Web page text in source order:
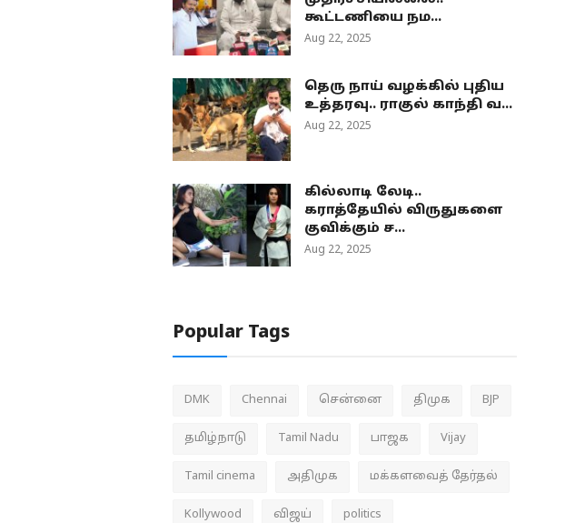
கூட்டணியை நம...
Aug 22, 2025
தெரு நாய் வழக்கில் புதிய
உத்தரவு.. ராகுல் காந்தி வ...
Aug 22, 2025
கில்லாடி லேடி..
கராத்தேயில் விருதுகளை
குவிக்கும் ச...
Aug 22, 2025
Popular Tags
DMK Chennai சென்னை திமுக BJP
தமிழ்நாடு Tamil Nadu பாஜக Vijay
Tamil cinema அதிமுக மக்களவைத் தேர்தல்
Kollywood விஜய் politics